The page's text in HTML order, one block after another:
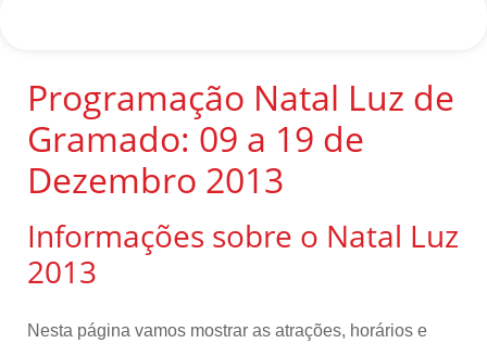
Programação Natal Luz de
Gramado: 09 a 19 de
Dezembro 2013
Informações sobre o Natal Luz
2013
Nesta página vamos mostrar as atrações, horários e